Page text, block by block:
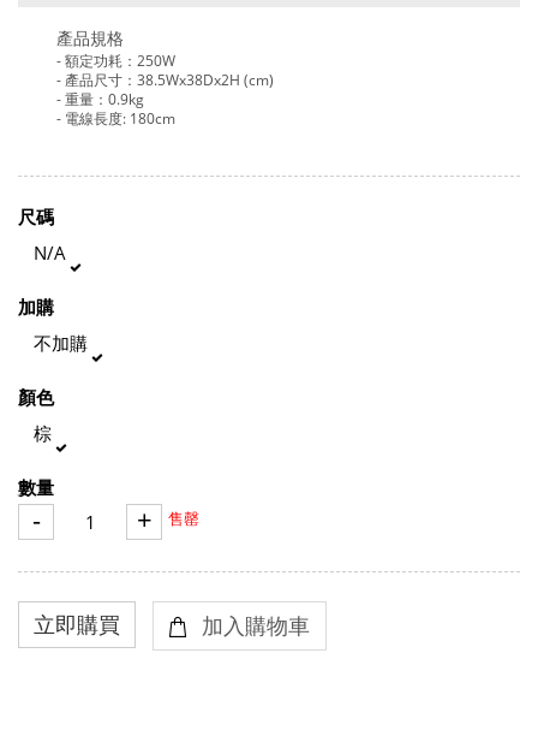
產品規格
- 額定功耗：250W
- 產品尺寸：38.5Wx38Dx2H (cm)
- 重量：0.9kg
- 電線長度: 180cm
尺碼
N/A
加購
不加購
顏色
棕
數量
- + 售罄